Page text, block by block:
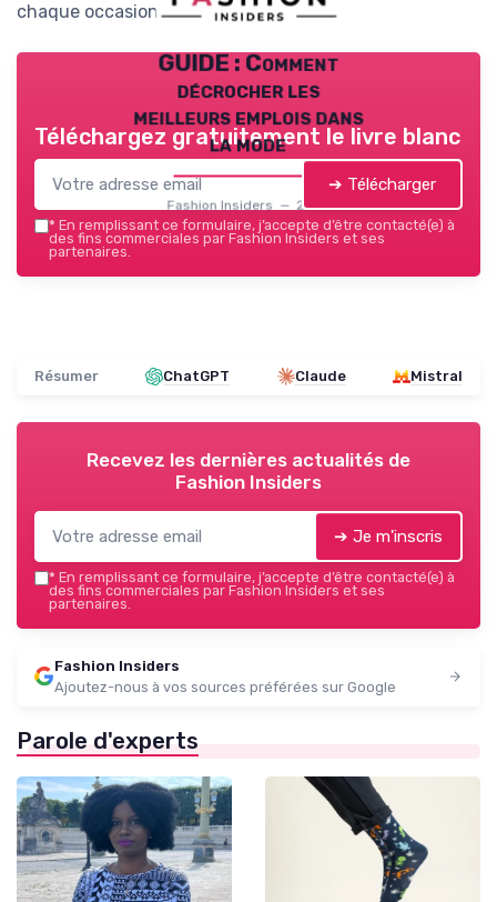
chaque occasion, hiver après hiver.
GUIDE : Comment
décrocher les
meilleurs emplois dans
la mode
Fashion Insiders — 2026
Téléchargez gratuitement le livre blanc
➔ Télécharger
* En remplissant ce formulaire, j’accepte d’être contacté(e) à
des fins commerciales par Fashion Insiders et ses
partenaires.
Résumer ChatGPT Claude Mistral
Recevez les dernières actualités de
Fashion Insiders
➔ Je m'inscris
* En remplissant ce formulaire, j’accepte d’être contacté(e) à
des fins commerciales par Fashion Insiders et ses
partenaires.
Fashion Insiders
Ajoutez-nous à vos sources préférées sur Google
Parole d'experts